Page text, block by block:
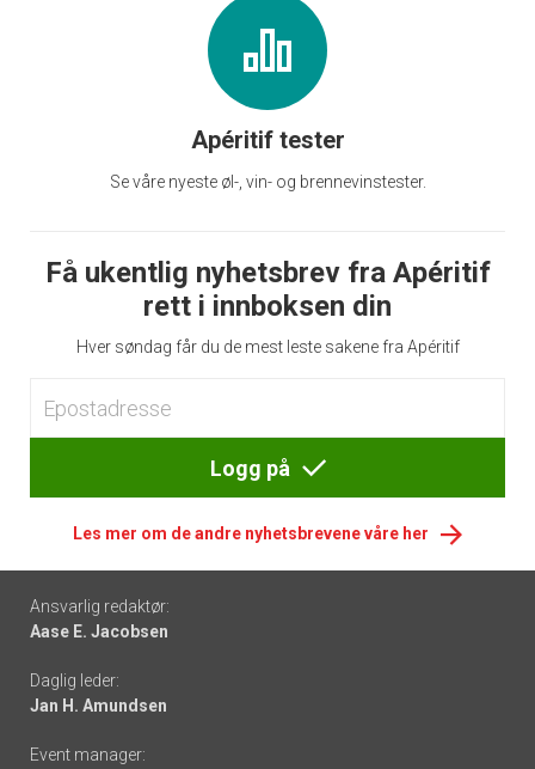
Apéritif tester
Se våre nyeste øl-, vin- og brennevinstester.
Få ukentlig nyhetsbrev fra Apéritif
rett i innboksen din
Hver søndag får du de mest leste sakene fra Apéritif
Logg på
Les mer om de andre nyhetsbrevene våre her
Footer
-
links
Ansvarlig redaktør:
Aase E. Jacobsen
Daglig leder:
Jan H. Amundsen
Event manager: